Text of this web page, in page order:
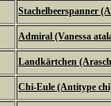
Stachelbeerspanner
Admiral (Vanessa
Landkärtchen
Chi-Eule (Antitype